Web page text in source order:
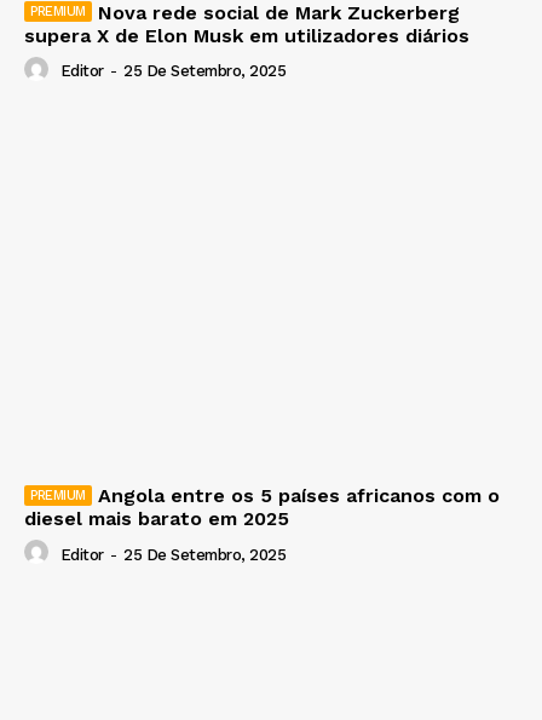
Nova rede social de Mark Zuckerberg
supera X de Elon Musk em utilizadores diários
Editor - 25 De Setembro, 2025
Angola entre os 5 países africanos com o
diesel mais barato em 2025
Editor - 25 De Setembro, 2025